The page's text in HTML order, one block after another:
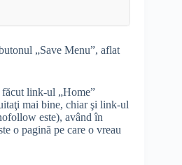
„Save Menu”, aflat
făcut link-ul „Home”
mai bine, chiar şi link-ul
este), având în
o pagină pe care o vreau